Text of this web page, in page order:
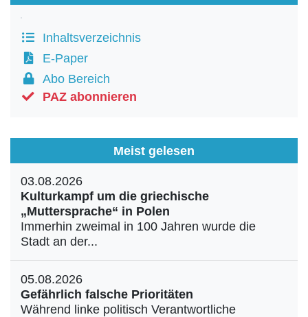
Inhaltsverzeichnis
E-Paper
Abo Bereich
PAZ abonnieren
Meist gelesen
03.08.2026
Kulturkampf um die griechische
„Muttersprache“ in Polen
Immerhin zweimal in 100 Jahren wurde die
Stadt an der...
05.08.2026
Gefährlich falsche Prioritäten
Während linke politisch Verantwortliche